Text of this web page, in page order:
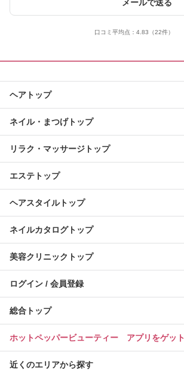
メールで送る
口コミ平均点： 4.83 （22件）
ヘアトップ
ネイル・まつげトップ
リラク・マッサージトップ
エステトップ
ヘアスタイルトップ
ネイルカタログトップ
美容クリニックトップ
ログイン / 会員登録
総合トップ
ホットペッパービューティー アプリをゲット
近くのエリアから探す